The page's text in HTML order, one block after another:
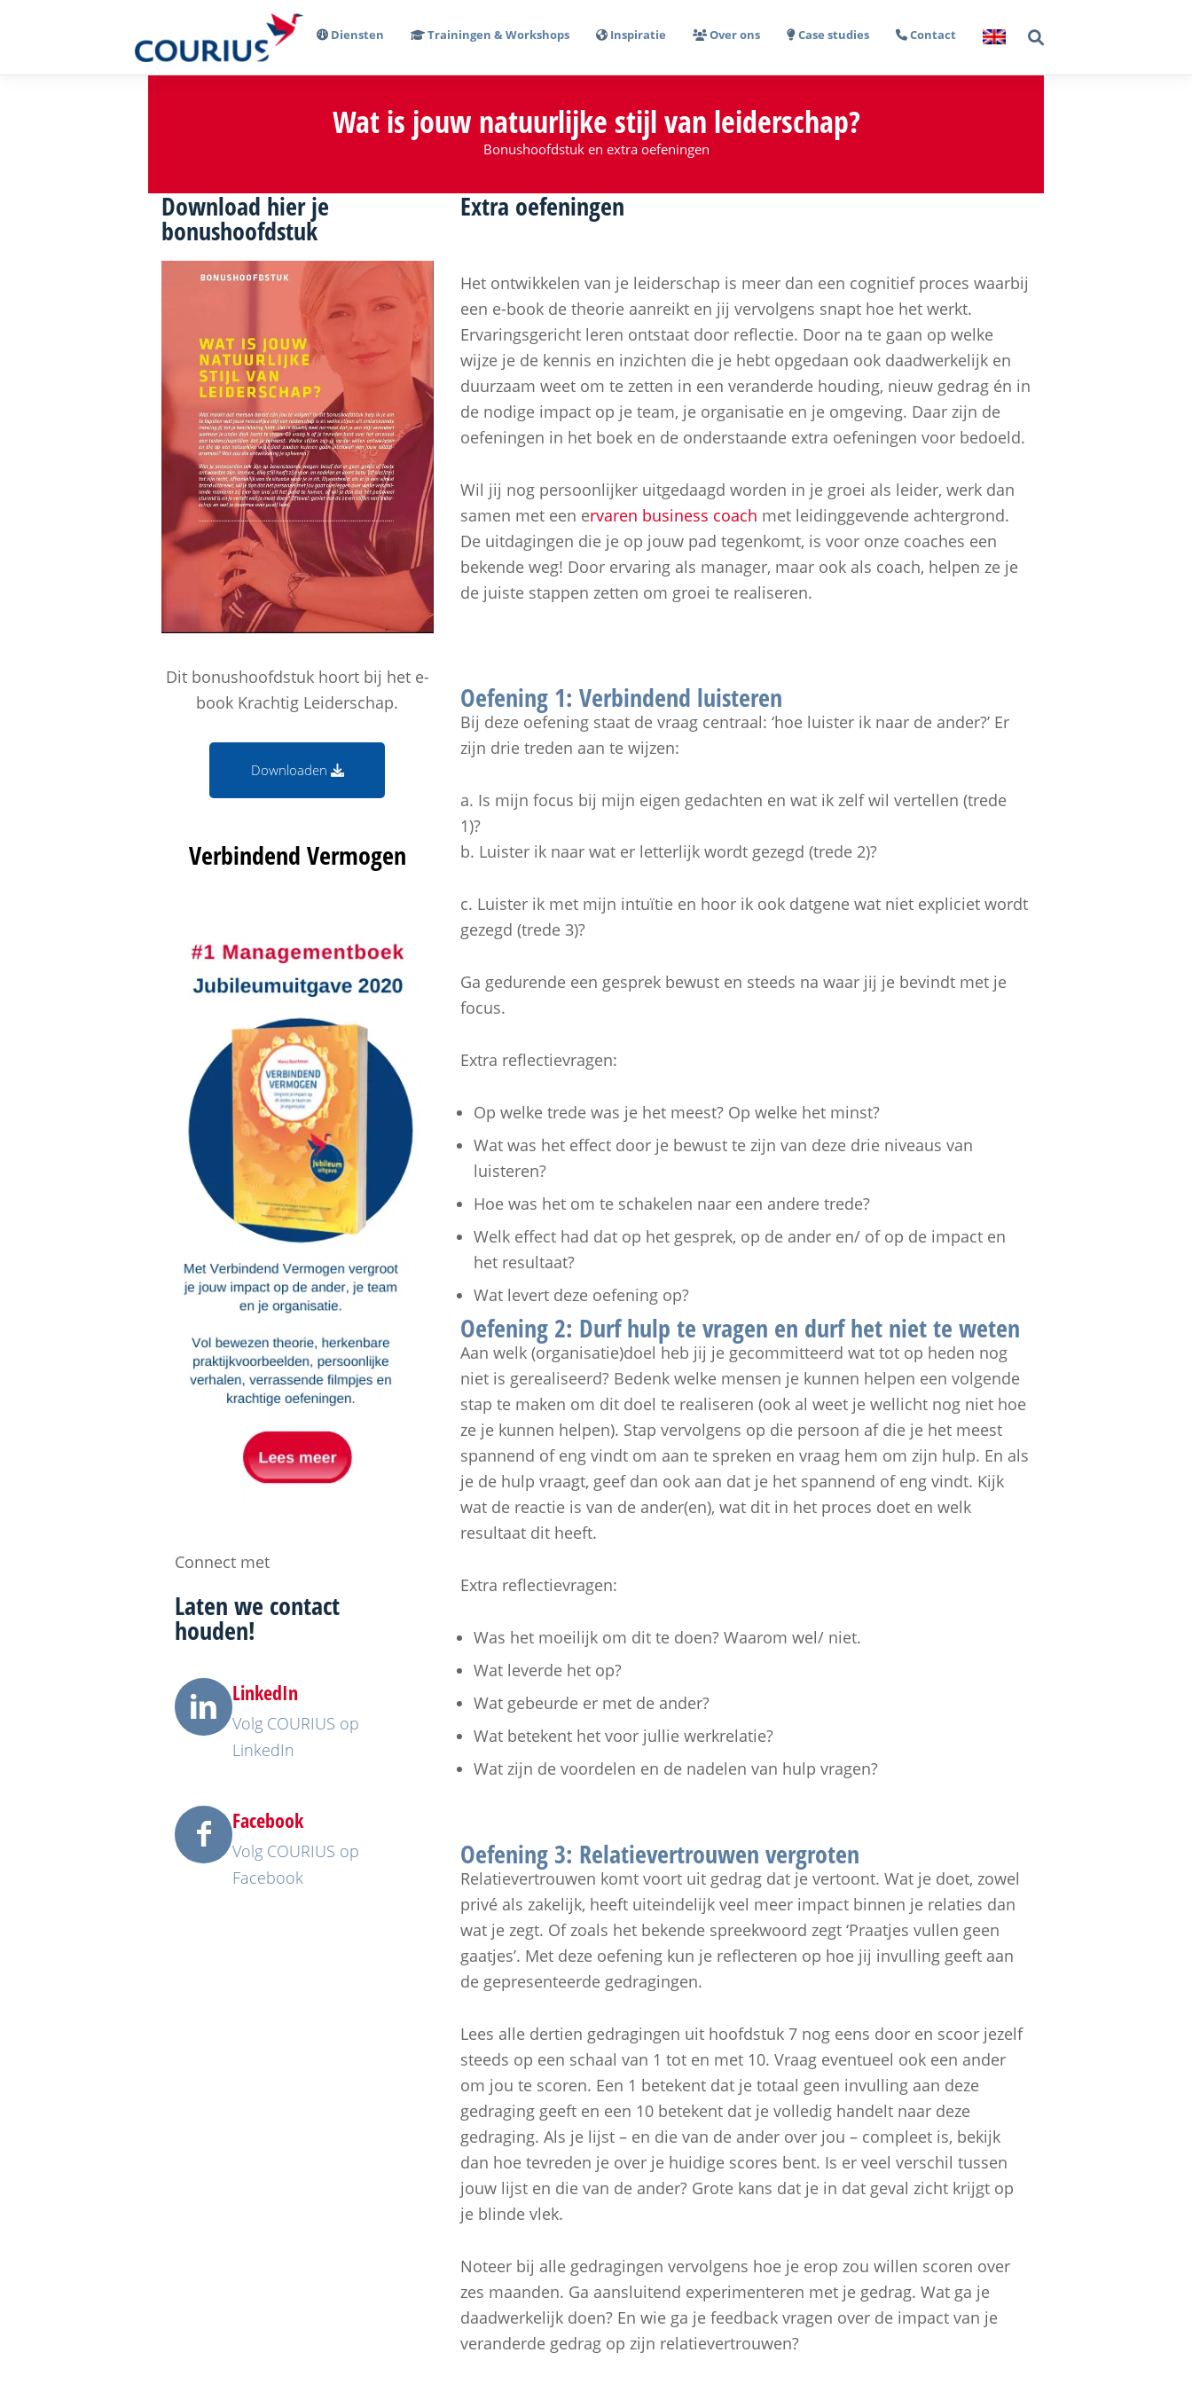
Diensten Trainingen & Workshops Inspiratie Over ons Case studies Contact
Wat is jouwnatuurlijke stijlvan leiderschap?
Bonushoofdstuk en extra oefeningen
Download hier je
bonushoofdstuk
Dit bonushoofdstuk hoort bij het e-
book Krachtig Leiderschap.
Downloaden
Verbindend Vermogen
Connect met
Laten we contact
houden!
LinkedIn
Volg COURIUS op
LinkedIn
Facebook
Volg COURIUS op
Facebook
Extra oefeningen
Het ontwikkelen van je leiderschap is meer dan een cognitief proces waarbij
een e-book de theorie aanreikt en jij vervolgens snapt hoe het werkt.
Ervaringsgericht leren ontstaat door reflectie. Door na te gaan op welke
wijze je de kennis en inzichten die je hebt opgedaan ook daadwerkelijk en
duurzaam weet om te zetten in een veranderde houding, nieuw gedrag én in
de nodige impact op je team, je organisatie en je omgeving. Daar zijn de
oefeningen in het boek en de onderstaande extra oefeningen voor bedoeld.
Wil jij nog persoonlijker uitgedaagd worden in je groei als leider, werk dan
samen met een ervaren business coach met leidinggevende achtergrond.
De uitdagingen die je op jouw pad tegenkomt, is voor onze coaches een
bekende weg! Door ervaring als manager, maar ook als coach, helpen ze je
de juiste stappen zetten om groei te realiseren.
Oefening 1: Verbindend luisteren
Bij deze oefening staat de vraag centraal: ‘hoe luister ik naar de ander?’ Er
zijn drie treden aan te wijzen:
a. Is mijn focus bij mijn eigen gedachten en wat ik zelf wil vertellen (trede
1)?
b. Luister ik naar wat er letterlijk wordt gezegd (trede 2)?
c. Luister ik met mijn intuïtie en hoor ik ook datgene wat niet expliciet wordt
gezegd (trede 3)?
Ga gedurende een gesprek bewust en steeds na waar jij je bevindt met je
focus.
Extra reflectievragen:
Op welke trede was je het meest? Op welke het minst?
Wat was het effect door je bewust te zijn van deze drie niveaus van
luisteren?
Hoe was het om te schakelen naar een andere trede?
Welk effect had dat op het gesprek, op de ander en/ of op de impact en
het resultaat?
Wat levert deze oefening op?
Oefening 2: Durf hulp te vragen en durf het niet te weten
Aan welk (organisatie)doel heb jij je gecommitteerd wat tot op heden nog
niet is gerealiseerd? Bedenk welke mensen je kunnen helpen een volgende
stap te maken om dit doel te realiseren (ook al weet je wellicht nog niet hoe
ze je kunnen helpen). Stap vervolgens op die persoon af die je het meest
spannend of eng vindt om aan te spreken en vraag hem om zijn hulp. En als
je de hulp vraagt, geef dan ook aan dat je het spannend of eng vindt. Kijk
wat de reactie is van de ander(en), wat dit in het proces doet en welk
resultaat dit heeft.
Extra reflectievragen:
Was het moeilijk om dit te doen? Waarom wel/ niet.
Wat leverde het op?
Wat gebeurde er met de ander?
Wat betekent het voor jullie werkrelatie?
Wat zijn de voordelen en de nadelen van hulp vragen?
Oefening 3: Relatievertrouwen vergroten
Relatievertrouwen komt voort uit gedrag dat je vertoont. Wat je doet, zowel
privé als zakelijk, heeft uiteindelijk veel meer impact binnen je relaties dan
wat je zegt. Of zoals het bekende spreekwoord zegt ‘Praatjes vullen geen
gaatjes’. Met deze oefening kun je reflecteren op hoe jij invulling geeft aan
de gepresenteerde gedragingen.
Lees alle dertien gedragingen uit hoofdstuk 7 nog eens door en scoor jezelf
steeds op een schaal van 1 tot en met 10. Vraag eventueel ook een ander
om jou te scoren. Een 1 betekent dat je totaal geen invulling aan deze
gedraging geeft en een 10 betekent dat je volledig handelt naar deze
gedraging. Als je lijst – en die van de ander over jou – compleet is, bekijk
dan hoe tevreden je over je huidige scores bent. Is er veel verschil tussen
jouw lijst en die van de ander? Grote kans dat je in dat geval zicht krijgt op
je blinde vlek.
Noteer bij alle gedragingen vervolgens hoe je erop zou willen scoren over
zes maanden. Ga aansluitend experimenteren met je gedrag. Wat ga je
daadwerkelijk doen? En wie ga je feedback vragen over de impact van je
veranderde gedrag op zijn relatievertrouwen?